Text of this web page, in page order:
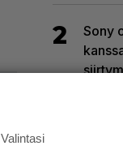
2
Sony
Valintasi